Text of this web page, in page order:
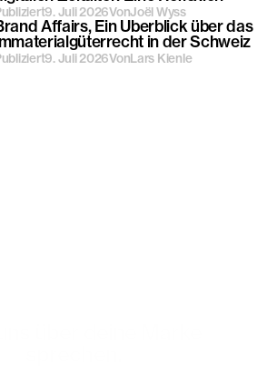
9. Juli 2026VonJoël Wyss
Affairs, Ein Überblick über das
Immaterialgüterrecht in der Schweiz
9. Juli 2026Von Lars Kienle